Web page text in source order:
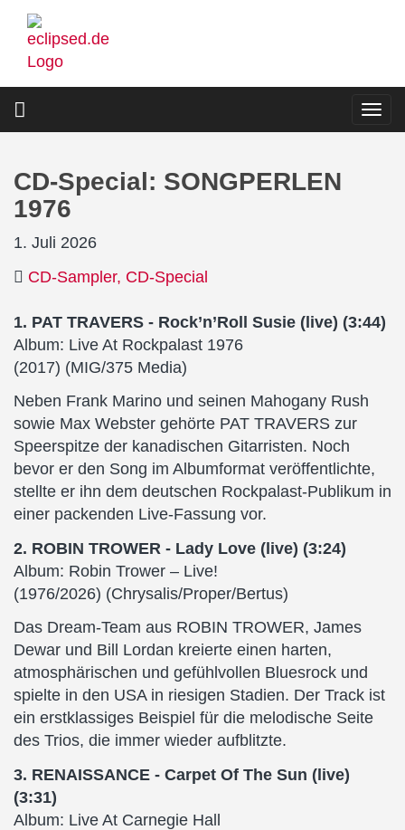
Direkt
zum
Inhalt
CD-Special: SONGPERLEN
1976
1. Juli 2026
CD-Sampler CD-Special
cover.png
1. PAT TRAVERS - Rock’n’Roll Susie (live) (3:44)
Album: Live At Rockpalast 1976
(2017) (MIG/375 Media)
Neben Frank Marino und seinen Mahogany Rush
sowie Max Webster gehörte PAT TRAVERS zur
Speerspitze der kanadischen Gitarristen. Noch
bevor er den Song im Albumformat veröffentlichte,
stellte er ihn dem deutschen Rockpalast-Publikum in
einer packenden Live-Fassung vor.
2. ROBIN TROWER - Lady Love (live) (3:24)
Album: Robin Trower – Live!
(1976/2026) (Chrysalis/Proper/Bertus)
Das Dream-Team aus ROBIN TROWER, James
Dewar und Bill Lordan kreierte einen harten,
atmosphärischen und gefühlvollen Bluesrock und
spielte in den USA in riesigen Stadien. Der Track ist
ein erstklassiges Beispiel für die melodische Seite
des Trios, die immer wieder aufblitzte.
3. RENAISSANCE - Carpet Of The Sun (live)
(3:31)
Album: Live At Carnegie Hall